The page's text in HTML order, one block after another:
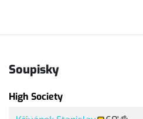
Soupisky
High Society